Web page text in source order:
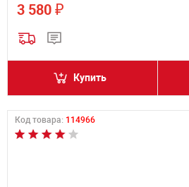
3 580 ₽
Купить
Код товара: 114966